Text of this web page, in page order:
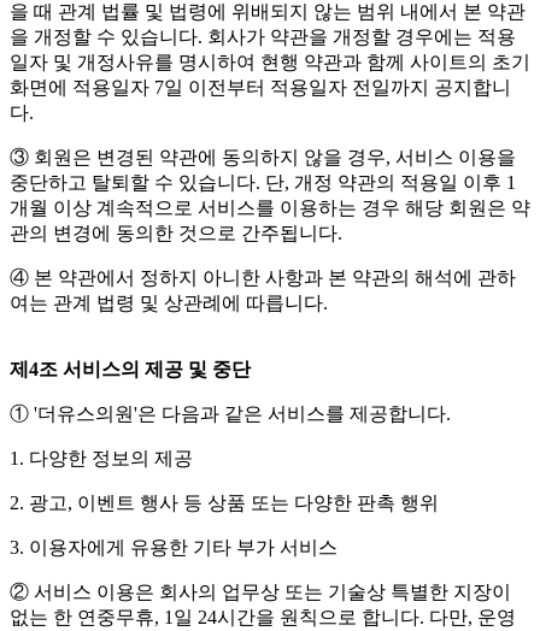
을 때 관계 법률 및 법령에 위배되지 않는 범위 내에서 본 약관
을 개정할 수 있습니다. 회사가 약관을 개정할 경우에는 적용
일자 및 개정사유를 명시하여 현행 약관과 함께 사이트의 초기
화면에 적용일자 7일 이전부터 적용일자 전일까지 공지합니
다.
③ 회원은 변경된 약관에 동의하지 않을 경우, 서비스 이용을
중단하고 탈퇴할 수 있습니다. 단, 개정 약관의 적용일 이후 1
개월 이상 계속적으로 서비스를 이용하는 경우 해당 회원은 약
관의 변경에 동의한 것으로 간주됩니다.
④ 본 약관에서 정하지 아니한 사항과 본 약관의 해석에 관하
여는 관계 법령 및 상관례에 따릅니다.
제4조 서비스의 제공 및 중단
① '더유스의원'은 다음과 같은 서비스를 제공합니다.
1. 다양한 정보의 제공
2. 광고, 이벤트 행사 등 상품 또는 다양한 판촉 행위
3. 이용자에게 유용한 기타 부가 서비스
② 서비스 이용은 회사의 업무상 또는 기술상 특별한 지장이
없는 한 연중무휴, 1일 24시간을 원칙으로 합니다. 다만, 운영